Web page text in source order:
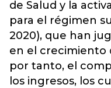
de Salud y la
para el régimen
2020), que han
en el crecimiento
por tanto, el
los ingresos, los